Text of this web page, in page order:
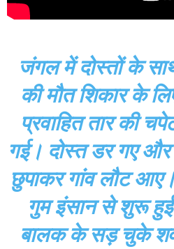
जंगल में दोस्तों के
की मौत शिकार के
प्रवाहित तार की
गई। दोस्त डर गए
छुपाकर गांव लौट
गुम इंसान से शुरू
बालक के सड़ चुके शव